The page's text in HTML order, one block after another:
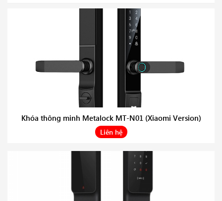
Khóa thông minh Metalock MT-N01 (Xiaomi Version)
Liên hệ